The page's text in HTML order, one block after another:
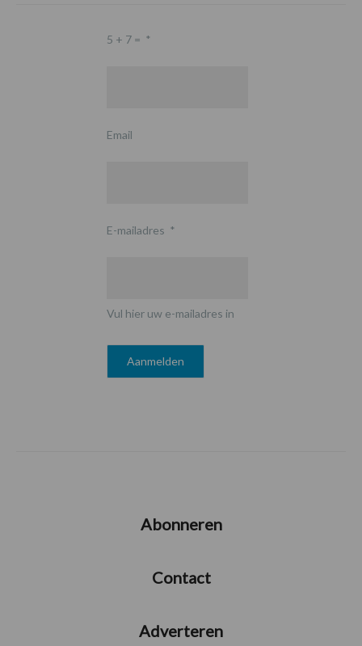
5 + 7 = *
Email
E-mailadres *
Vul hier uw e-mailadres in
Abonneren
Contact
Adverteren